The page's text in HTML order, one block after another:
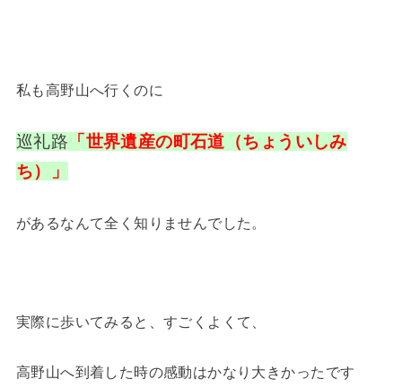
私も高野山へ行くのに
巡礼路 「世界遺産の町石道（ちょういしみ
ち）」
があるなんて全く知りませんでした。
実際に歩いてみると、すごくよくて、
高野山へ到着した時の感動はかなり大きかったです